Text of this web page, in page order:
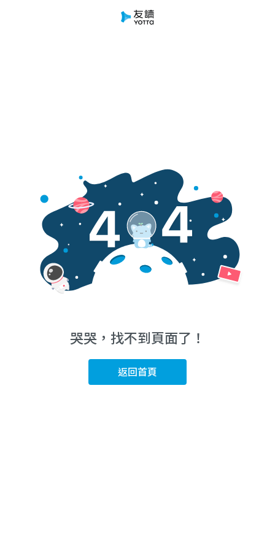
哭哭，找不到頁面了！
返回首頁